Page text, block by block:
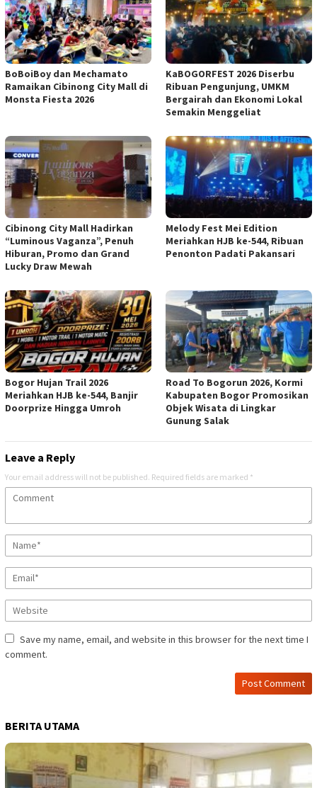
BoBoiBoy dan Mechamato
Ramaikan Cibinong City Mall di
Monsta Fiesta 2026
KaBOGORFEST 2026 Diserbu
Ribuan Pengunjung, UMKM
Bergairah dan Ekonomi Lokal
Semakin Menggeliat
Cibinong City Mall Hadirkan
“Luminous Vaganza”, Penuh
Hiburan, Promo dan Grand
Lucky Draw Mewah
Melody Fest Mei Edition
Meriahkan HJB ke-544, Ribuan
Penonton Padati Pakansari
Bogor Hujan Trail 2026
Meriahkan HJB ke-544, Banjir
Doorprize Hingga Umroh
Road To Bogorun 2026, Kormi
Kabupaten Bogor Promosikan
Objek Wisata di Lingkar
Gunung Salak
Leave a Reply
Your email address will not be published. Required fields are marked *
Save my name, email, and website in this browser for the next time I
comment.
BERITA UTAMA